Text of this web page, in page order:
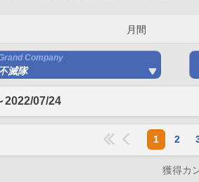
月間
Company
滅隊
2022/07/24
1 2
獲得カ